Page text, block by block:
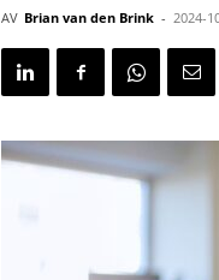
AV Brian van den Brink - 2024-